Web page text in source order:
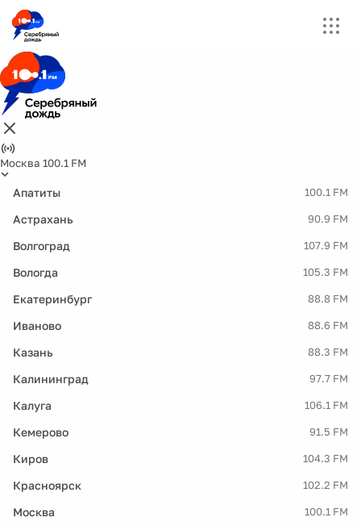
Москва 100.1 FM
Апатиты 100.1 FM
Астрахань 90.9 FM
Волгоград 107.9 FM
Вологда 105.3 FM
Екатеринбург 88.8 FM
Иваново 88.6 FM
Казань 88.3 FM
Калининград 97.7 FM
Калуга 106.1 FM
Кемерово 91.5 FM
Киров 104.3 FM
Красноярск 102.2 FM
Москва 100.1 FM